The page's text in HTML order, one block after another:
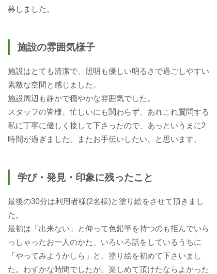
募しました。
施設の雰囲気様子
施設はとても清潔で、照明も優しい明るさで過ごしやすい
素敵な空間と感じました。
施設周辺も静かで穏やかな雰囲気でした。
スタッフの皆様、忙しいにも関わらず、あれこれ質問する
私に丁寧に優しく接して下さったので、あっというまに2
時間が過ぎました。またお手伝いしたい、と思います。
学び・発見・印象に残ったこと
最後の30分は利用者様(2名様)と塗り絵をさせて頂きまし
た。
最初は「出来ない」と仰って色鉛筆を持つのも拒んでいら
っしゃったお一人のかた、いろいろ話をしているうちに
「やってみようかしら」と、塗り絵を初めて下さいまし
た。わずかな時間でしたが、楽しめて頂けたならよかった